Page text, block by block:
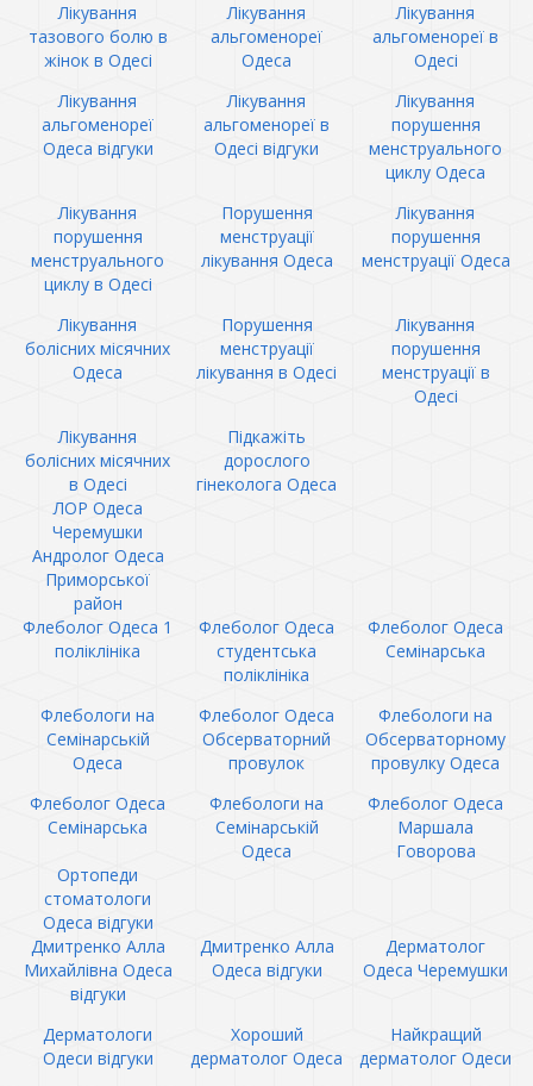
Лікування
тазового болю в
жінок в Одесі
Лікування
альгоменореї
Одеса
Лікування
альгоменореї в
Одесі
Лікування
альгоменореї
Одеса відгуки
Лікування
альгоменореї в
Одесі відгуки
Лікування
порушення
менструального
циклу Одеса
Лікування
порушення
менструального
циклу в Одесі
Порушення
менструації
лікування Одеса
Лікування
порушення
менструації Одеса
Лікування
болісних місячних
Одеса
Порушення
менструації
лікування в Одесі
Лікування
порушення
менструації в
Одесі
Лікування
болісних місячних
в Одесі
Підкажіть
дорослого
гінеколога Одеса
ЛОР Одеса
Черемушки
Андролог Одеса
Приморської
район
Флеболог Одеса 1
поліклініка
Флеболог Одеса
студентська
поліклініка
Флеболог Одеса
Семінарська
Флебологи на
Семінарській
Одеса
Флеболог Одеса
Обсерваторний
провулок
Флебологи на
Обсерваторному
провулку Одеса
Флеболог Одеса
Семінарська
Флебологи на
Семінарській
Одеса
Флеболог Одеса
Маршала
Говорова
Ортопеди
стоматологи
Одеса відгуки
Дмитренко Алла
Михайлівна Одеса
відгуки
Дмитренко Алла
Одеса відгуки
Дерматолог
Одеса Черемушки
Дерматологи
Одеси відгуки
Хороший
дерматолог Одеса
Найкращий
дерматолог Одеси